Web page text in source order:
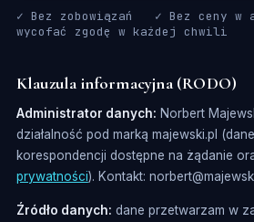
✓ Bez zobowiązań ✓ Bez ceny
wycofać zgodę w każdej chwili
Klauzula informacyjna (RODO)
Administrator danych: Norbert
działalność pod marką majewski.pl
korespondencji dostępne na żądanie
prywatności). Kontakt:
Źródło danych: dane przetwarzam w